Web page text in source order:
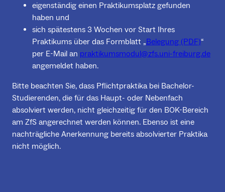
eigenständig einen Praktikumsplatz gefunden
haben und
sich spätestens 3 Wochen vor Start Ihres
Praktikums über das Formblatt „Belegung (PDF)“
per E-Mail an praktikumsmodul@zfs.uni-freiburg.de
angemeldet haben.
Bitte beachten Sie, dass Pflichtpraktika bei Bachelor-
Studierenden, die für das Haupt- oder Nebenfach
absolviert werden, nicht gleichzeitig für den BOK-Bereich
am ZfS angerechnet werden können. Ebenso ist eine
nachträgliche Anerkennung bereits absolvierter Praktika
nicht möglich.